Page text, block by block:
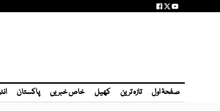
صفحۂ اول تازہ ترین کھیل خاص خبریں پاکستان